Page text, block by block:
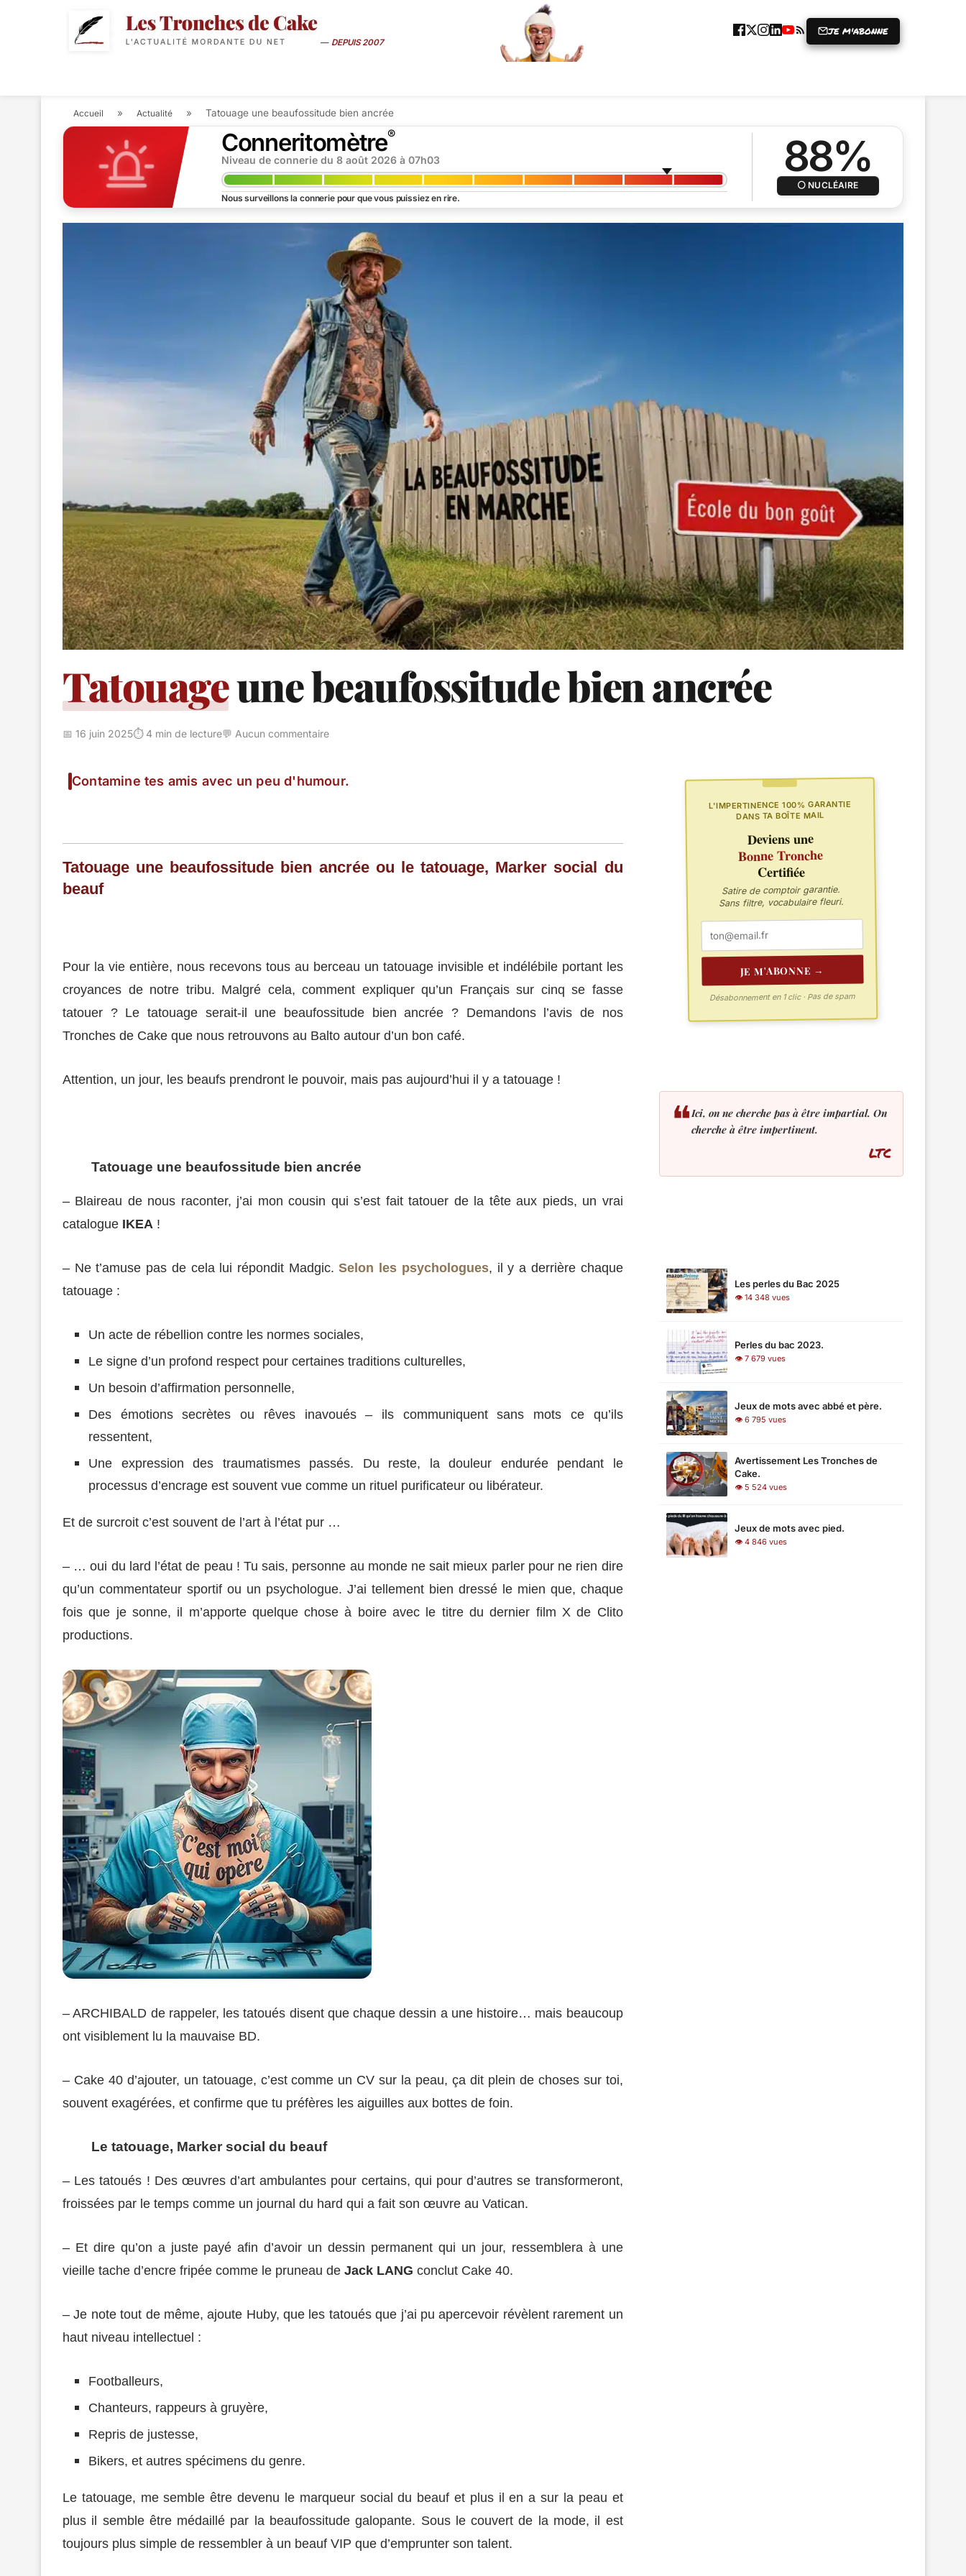
— DEPUIS 2007
JE M'ABONNE
Accueil » Actualité » Tatouage une beaufossitude bien ancrée
Conneritomètre®
Niveau de connerie du 8 août 2026 à 07h03
Nous surveillons la connerie pour que vous puissiez en rire.
87%
NUCLÉAIRE
Tatouageune beaufossitude bien ancrée
📅 16 juin 2025⏱️ 4 min de lecture💬 Aucun commentaire
Contamine tes amis avec un peu d'humour.
Tatouage une beaufossitude bien ancrée ou le tatouage, Marker social du
beauf
Pour la vie entière, nous recevons tous au berceau un tatouage invisible et indélébile portant les
croyances de notre tribu. Malgré cela, comment expliquer qu’un Français sur cinq se fasse
tatouer ? Le tatouage serait-il une beaufossitude bien ancrée ? Demandons l’avis de nos
Tronches de Cake que nous retrouvons au Balto autour d’un bon café.
Attention, un jour, les beaufs prendront le pouvoir, mais pas aujourd’hui il y a tatouage !
Tatouage une beaufossitude bien ancrée
– Blaireau de nous raconter, j’ai mon cousin qui s’est fait tatouer de la tête aux pieds, un vrai
catalogue IKEA !
– Ne t’amuse pas de cela lui répondit Madgic.Selon les psychologues, il y a derrière chaque
tatouage :
Un acte de rébellion contre les normes sociales,
Le signe d’un profond respect pour certaines traditions culturelles,
Un besoin d’affirmation personnelle,
Des émotions secrètes ou rêves inavoués – ils communiquent sans mots ce qu’ils
ressentent,
Une expression des traumatismes passés. Du reste, la douleur endurée pendant le
processus d’encrage est souvent vue comme un rituel purificateur ou libérateur.
Et de surcroit c’est souvent de l’art à l’état pur …
– … oui du lard l’état de peau ! Tu sais, personne au monde ne sait mieux parler pour ne rien dire
qu’un commentateur sportif ou un psychologue. J’ai tellement bien dressé le mien que, chaque
fois que je sonne, il m’apporte quelque chose à boire avec le titre du dernier film X de Clito
productions.
– ARCHIBALD de rappeler, les tatoués disent que chaque dessin a une histoire… mais beaucoup
ont visiblement lu la mauvaise BD.
– Cake 40 d’ajouter, un tatouage, c’est comme un CV sur la peau, ça dit plein de choses sur toi,
souvent exagérées, et confirme que tu préfères les aiguilles aux bottes de foin.
Le tatouage, Marker social du beauf
– Les tatoués ! Des œuvres d’art ambulantes pour certains, qui pour d’autres se transformeront,
froissées par le temps comme un journal du hard qui a fait son œuvre au Vatican.
– Et dire qu’on a juste payé afin d’avoir un dessin permanent qui un jour, ressemblera à une
vieille tache d’encre fripée comme le pruneau de Jack LANG conclut Cake 40.
– Je note tout de même, ajoute Huby, que les tatoués que j’ai pu apercevoir révèlent rarement un
haut niveau intellectuel :
Footballeurs,
Chanteurs, rappeurs à gruyère,
Repris de justesse,
Bikers, et autres spécimens du genre.
Le tatouage, me semble être devenu le marqueur social du beauf et plus il en a sur la peau et
plus il semble être médaillé par la beaufossitude galopante. Sous le couvert de la mode, il est
toujours plus simple de ressembler à un beauf VIP que d’emprunter son talent.
L'IMPERTINENCE 100% GARANTIE
DANS TA BOÎTE MAIL
Deviens une
Bonne Tronche
Certifiée
Satire de comptoir garantie.
Sans filtre, vocabulaire fleuri.
JE M'ABONNE →
Désabonnement en 1 clic · Pas de spam
❝Ici, on ne cherche pas à être impartial. On
cherche à être impertinent.
LTC
Les perles du Bac 2025
👁 14 348 vues
Perles du bac 2023.
👁 7 679 vues
Jeux de mots avec abbé et père.
👁 6 795 vues
Avertissement Les Tronches de
Cake.
👁 5 524 vues
Jeux de mots avec pied.
👁 4 846 vues